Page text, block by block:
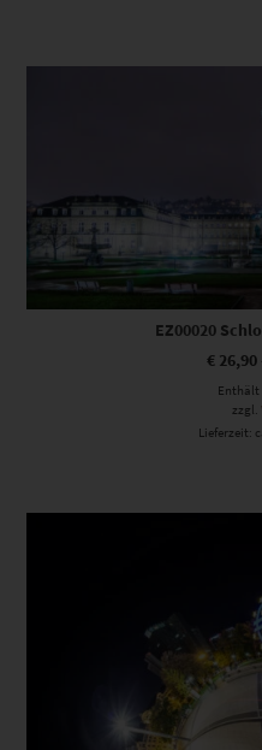
EZ00020
€ 26,90
Enthält
zzgl.
Lieferzeit: